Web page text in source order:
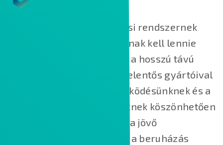
Manapság a LAN kábelezési rendszernek
rugalmasnak és modulárisnak kell lennie
ahhoz, hogy lépést tartson a hosszú távú
követelményekkel. A piac jelentős gyártóival
való hosszú távú együttműködésünknek és a
magas minőségű termékeknek köszönhetően
a hálózataink megfelelnek a jövő
kihívásainak, így biztosítva a beruházás